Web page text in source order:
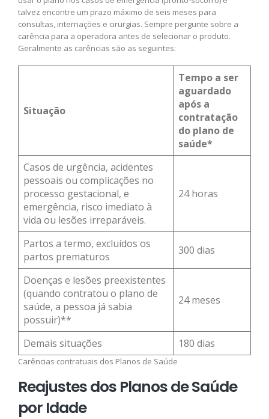
talvez encontre um prazo máximo de seis meses para
consultas, internações e cirurgias. Sempre pergunte sobre a
carência para a operadora antes de selecionar o produto.
Geralmente as carências são as seguintes:
Situação
Tempo a ser
aguardado
após a
contratação
do plano de
saúde*
Casos de urgência, acidentes
pessoais ou complicações no
processo gestacional, e
emergência, risco imediato à
vida ou lesões irreparáveis.
24 horas
Partos a termo, excluídos os
partos prematuros
300 dias
Doenças e lesões preexistentes
(quando contratou o plano de
saúde, a pessoa já sabia
possuir)**
24 meses
Demais situações 180 dias
Carências contratuais dos Planos de Saúde
Reajustes dos Planos de Saúde
por Idade